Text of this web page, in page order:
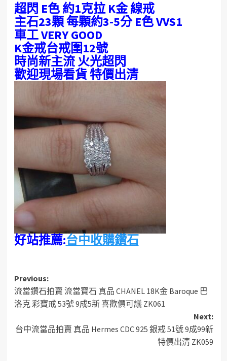
超閃 E色 約1克拉 K金 線戒
主石23顆 每顆約3-5分 E色 VVS1
車工 VERY GOOD
K金戒台戒圍12號
時尚新主流 火光超閃
歡迎現場看貨 特價出清
好站推薦:台中收購鑽石
Post
navigation
Previous:
流當鑽石拍賣 流當寶石 真品 CHANEL 18K金 Baroque 巴
洛克 彩寶戒 53號 9成5新 喜歡價可議 ZK061
Next:
台中流當品拍賣 真品 Hermes CDC 925 銀戒 51號 9成99新
特價出清 ZK059